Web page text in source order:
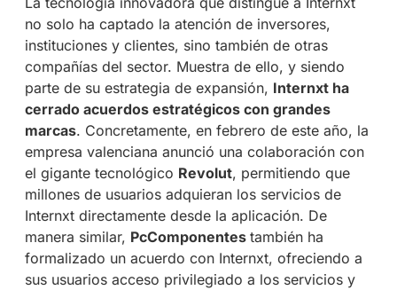
no solo ha captado la atención de inversores,
instituciones y clientes, sino también de otras
compañías del sector. Muestra de ello, y siendo
parte de su estrategia de expansión, Internxt ha
cerrado acuerdos estratégicos con grandes
marcas. Concretamente, en febrero de este año, la
empresa valenciana anunció una colaboración con
el gigante tecnológico Revolut, permitiendo que
millones de usuarios adquieran los servicios de
Internxt directamente desde la aplicación. De
manera similar, PcComponentes también ha
formalizado un acuerdo con Internxt, ofreciendo a
sus usuarios acceso privilegiado a los servicios y